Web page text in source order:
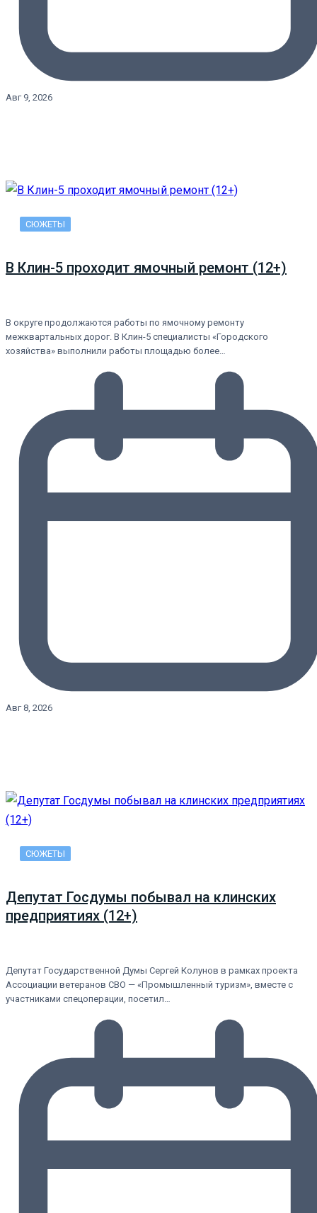
Авг 9, 2026
СЮЖЕТЫ
В Клин-5 проходит ямочный ремонт (12+)
В округе продолжаются работы по ямочному ремонту
межквартальных дорог. В Клин-5 специалисты «Городского
хозяйства» выполнили работы площадью более…
Авг 8, 2026
СЮЖЕТЫ
Депутат Госдумы побывал на клинских
предприятиях (12+)
Депутат Государственной Думы Сергей Колунов в рамках проекта
Ассоциации ветеранов СВО — «Промышленный туризм», вместе с
участниками спецоперации, посетил…